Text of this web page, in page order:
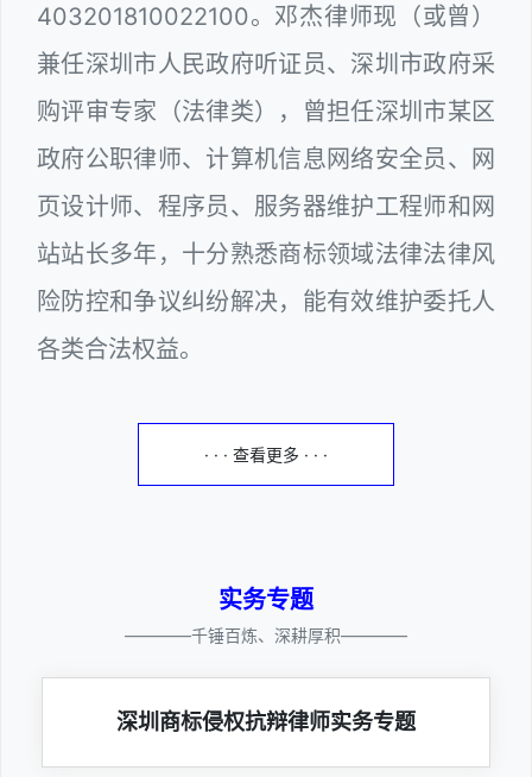
403201810022100。邓杰律师现（或曾）
兼任深圳市人民政府听证员、深圳市政府采
购评审专家（法律类），曾担任深圳市某区
政府公职律师、计算机信息网络安全员、网
页设计师、程序员、服务器维护工程师和网
站站长多年，十分熟悉商标领域法律法律风
险防控和争议纠纷解决，能有效维护委托人
各类合法权益。
· · · 查看更多 · · ·
实务专题
————千锤百炼、深耕厚积————
深圳商标侵权抗辩律师实务专题